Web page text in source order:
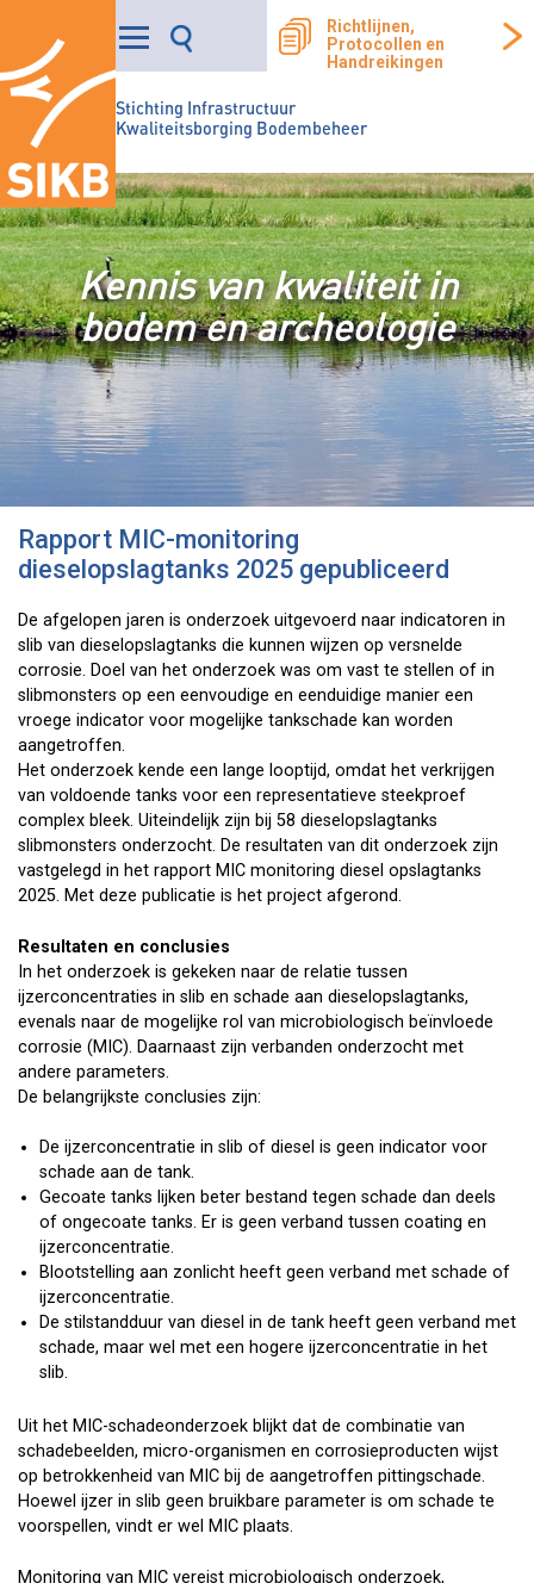
Stichting Infrastructuur
Kwaliteitsborging Bodembeheer
Richtlijnen,
Protocollen en
Handreikingen
Kennis van kwaliteit in
bodem en archeologie
Rapport MIC-monitoring
dieselopslagtanks 2025 gepubliceerd
De afgelopen jaren is onderzoek uitgevoerd naar indicatoren in
slib van dieselopslagtanks die kunnen wijzen op versnelde
corrosie. Doel van het onderzoek was om vast te stellen of in
slibmonsters op een eenvoudige en eenduidige manier een
vroege indicator voor mogelijke tankschade kan worden
aangetroffen.
Het onderzoek kende een lange looptijd, omdat het verkrijgen
van voldoende tanks voor een representatieve steekproef
complex bleek. Uiteindelijk zijn bij 58 dieselopslagtanks
slibmonsters onderzocht. De resultaten van dit onderzoek zijn
vastgelegd in het rapport MIC monitoring diesel opslagtanks
2025. Met deze publicatie is het project afgerond.
Resultaten en conclusies
In het onderzoek is gekeken naar de relatie tussen
ijzerconcentraties in slib en schade aan dieselopslagtanks,
evenals naar de mogelijke rol van microbiologisch beïnvloede
corrosie (MIC). Daarnaast zijn verbanden onderzocht met
andere parameters.
De belangrijkste conclusies zijn:
De ijzerconcentratie in slib of diesel is geen indicator voor
schade aan de tank.
Gecoate tanks lijken beter bestand tegen schade dan deels
of ongecoate tanks. Er is geen verband tussen coating en
ijzerconcentratie.
Blootstelling aan zonlicht heeft geen verband met schade of
ijzerconcentratie.
De stilstandduur van diesel in de tank heeft geen verband met
schade, maar wel met een hogere ijzerconcentratie in het
slib.
Uit het MIC-schadeonderzoek blijkt dat de combinatie van
schadebeelden, micro-organismen en corrosieproducten wijst
op betrokkenheid van MIC bij de aangetroffen pittingschade.
Hoewel ijzer in slib geen bruikbare parameter is om schade te
voorspellen, vindt er wel MIC plaats.
Monitoring van MIC vereist microbiologisch onderzoek,